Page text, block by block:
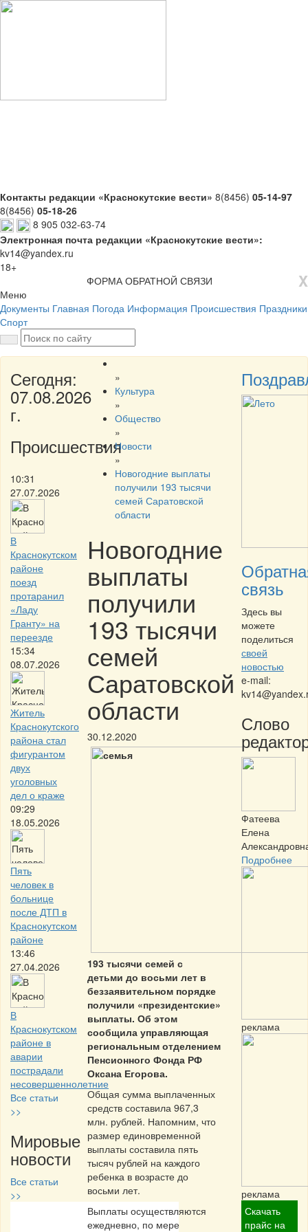
Контакты редакции «Краснокутские вести» 8(8456) 05-14-97
8(8456) 05-18-26
8 905 032-63-74
Электронная почта редакции «Краснокутские вести»:
kv14@yandex.ru
18+
X
ФОРМА ОБРАТНОЙ СВЯЗИ
Меню
Документы Главная Погода Информация Происшествия Праздники
Спорт
Сегодня:
07.08.2026
г.
Происшествия
10:31
27.07.2026
В
Краснокутском
районе
поезд
протаранил
«Ладу
Гранту» на
переезде
15:34
08.07.2026
Житель
Краснокутского
района стал
фигурантом
двух
уголовных
дел о краже
09:29
18.05.2026
Пять
человек в
больнице
после ДТП в
Краснокутском
районе
13:46
27.04.2026
В
Краснокутском
районе в
аварии
пострадали
несовершеннолетние
Все статьи
>>
Мировые
новости
Все статьи
>>
»
Культура
»
Общество
»
Новости
»
Новогодние выплаты
получили 193 тысячи
семей Саратовской
области
Новогодние
выплаты
получили
193 тысячи
семей
Саратовской
области
30.12.2020
193 тысячи семей с
детьми до восьми лет в
беззаявительном порядке
получили «президентские»
выплаты. Об этом
сообщила управляющая
региональным отделением
Пенсионного Фонда РФ
Оксана Егорова.
Общая сумма выплаченных
средств составила 967,3
млн. рублей. Напомним, что
размер единовременной
выплаты составила пять
тысяч рублей на каждого
ребенка в возрасте до
восьми лет.
Выплаты осуществляются
ежедневно, по мере
связь
Здесь вы
можете
поделиться
своей
новостью
e-mail:
Слово
Фатеева
Елена
Подробнее
реклама
реклама
Скачать
прайс на